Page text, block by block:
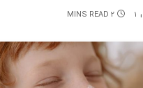
1
2 MINS READ